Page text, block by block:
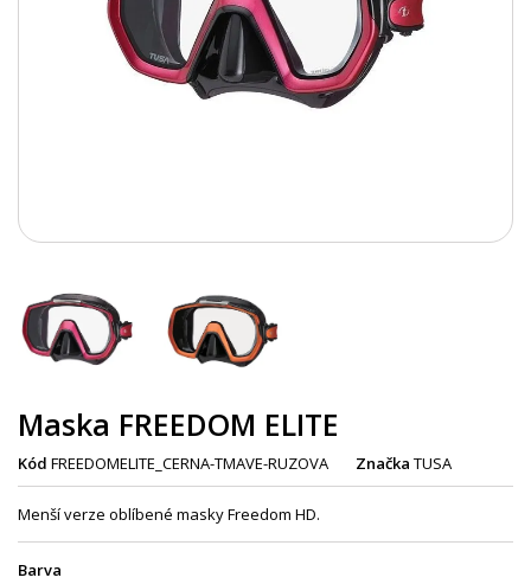
Maska FREEDOM ELITE
Kód FREEDOMELITE_CERNA-TMAVE-RUZOVA Značka TUSA
Menší verze oblíbené masky Freedom HD.
Barva